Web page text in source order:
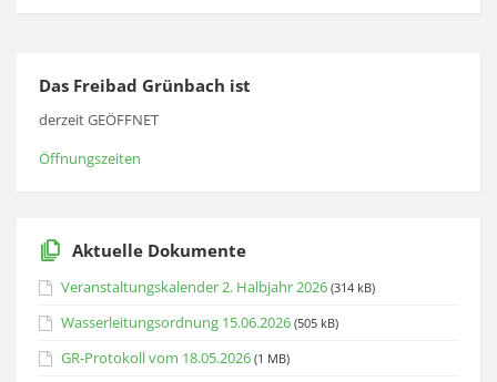
Das Freibad Grünbach ist
derzeit GEÖFFNET
Öffnungszeiten
Aktuelle Dokumente
Veranstaltungskalender 2. Halbjahr 2026 (314 kB)
Wasserleitungsordnung 15.06.2026 (505 kB)
GR-Protokoll vom 18.05.2026 (1 MB)